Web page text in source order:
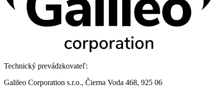
Technický prevádzkovateľ:
Galileo Corporation s.r.o., Čierna Voda 468, 925 06